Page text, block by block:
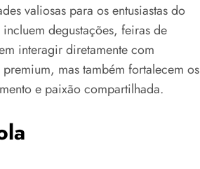
valiosas para os entusiastas do
degustações, feiras de
interagir diretamente com
mas também fortalecem os
e paixão compartilhada.